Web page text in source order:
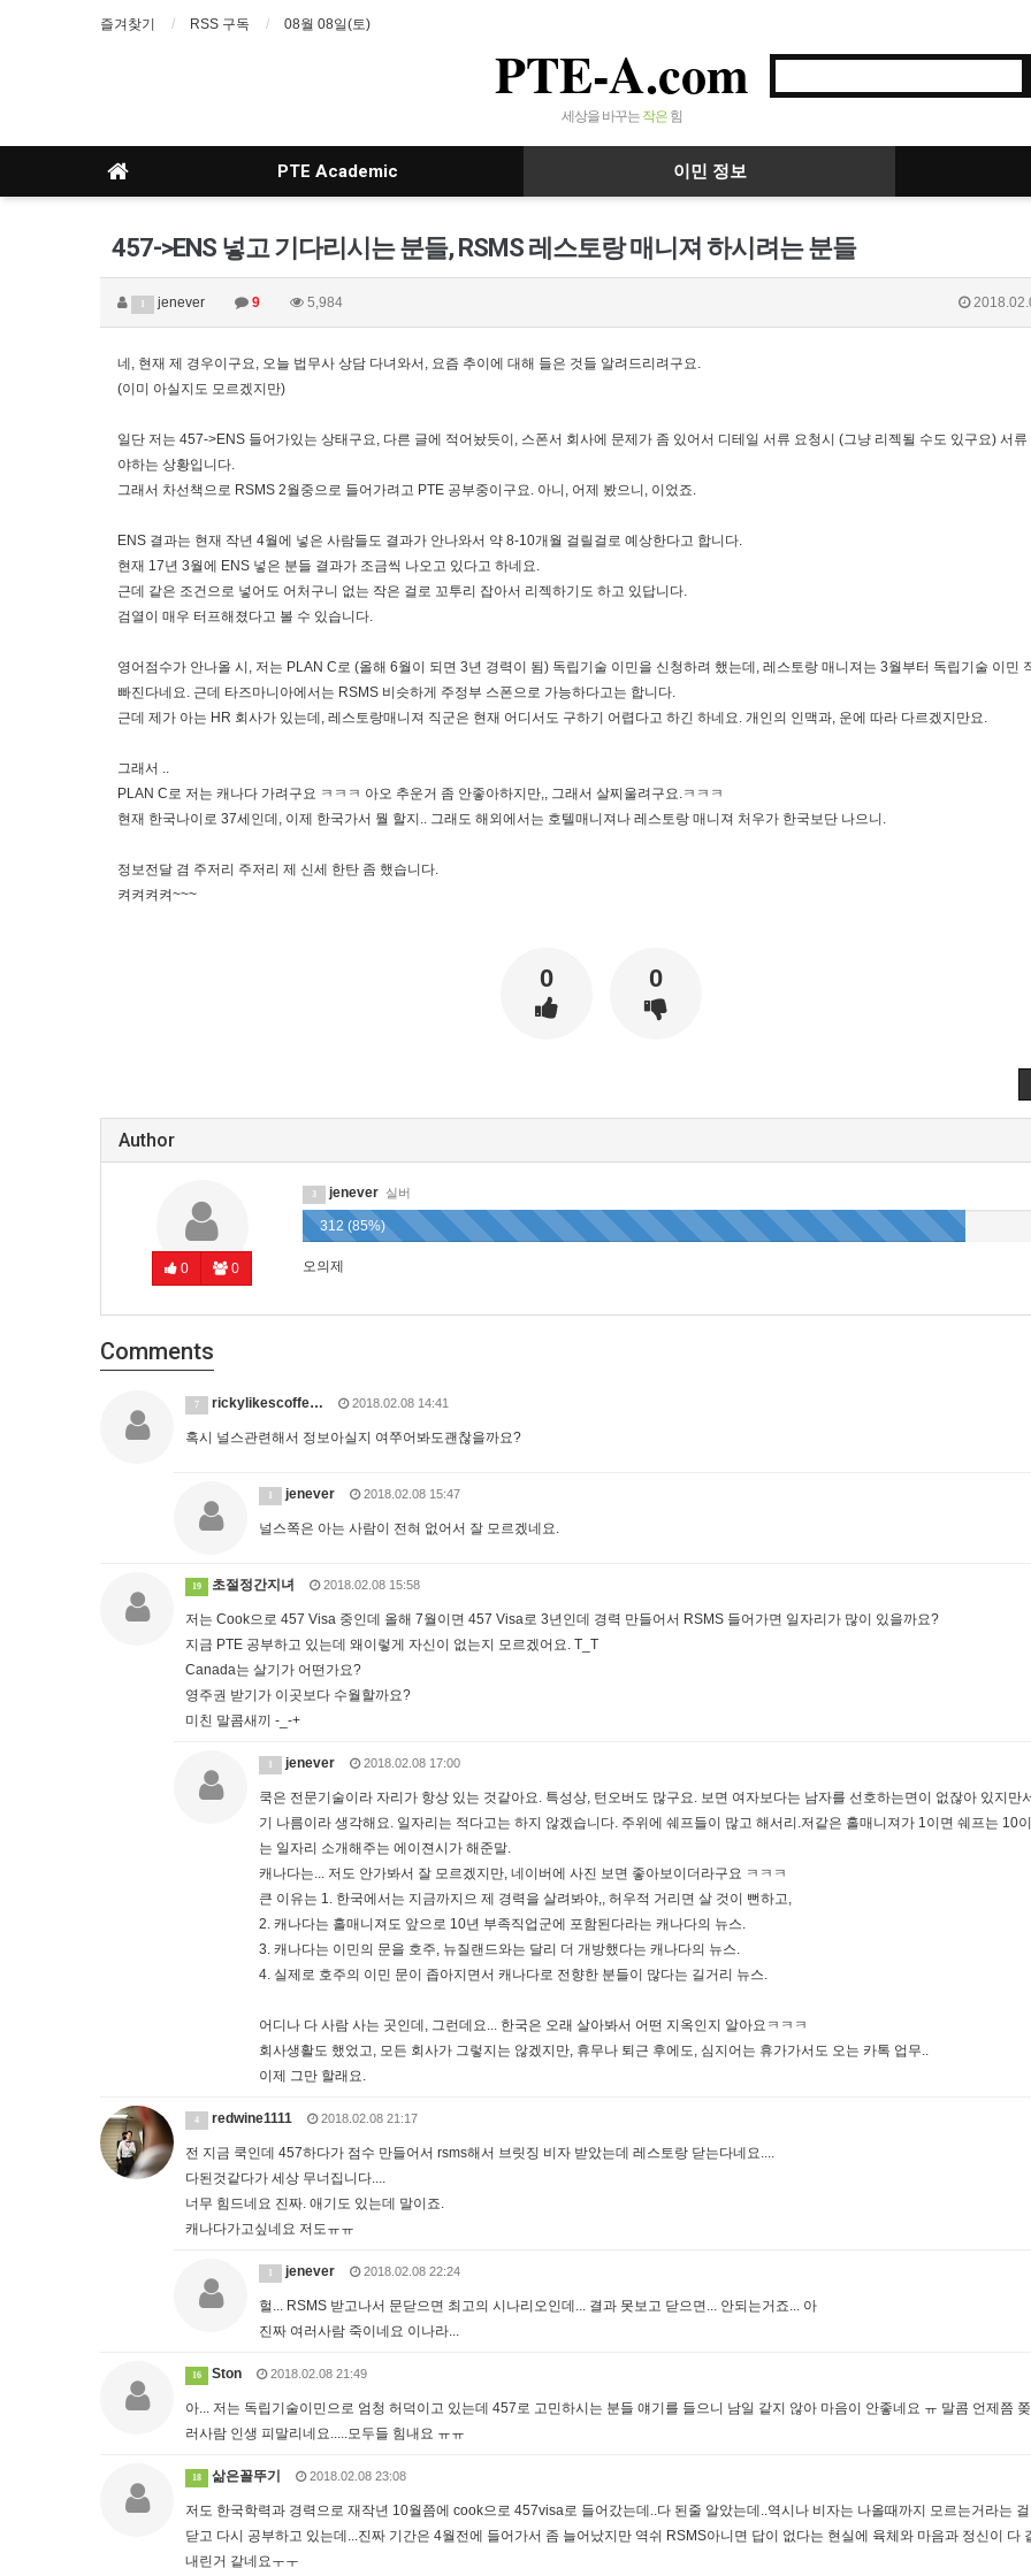
즐겨찾기 RSS 구독 08월 08일(토)
PTE-A.com
세상을 바꾸는 작은 힘
PTE Academic 이민 정보
457->ENS 넣고 기다리시는 분들, RSMS 레스토랑 매니져 하시려는 분들
jenever 9 5,984
네, 현재 제 경우이구요, 오늘 법무사 상담 다녀와서, 요즘 추이에 대해 들은 것들 알려드리려구요.
(이미 아실지도 모르겠지만)
일단 저는 457->ENS 들어가있는 상태구요, 다른 글에 적어놨듯이, 스폰서 회사에 문제가 좀 있어서 디테일 서류 요청시 (그냥 리젝될 수도 있구요) 서류
야하는 상황입니다.
그래서 차선책으로 RSMS 2월중으로 들어가려고 PTE 공부중이구요. 아니, 어제 봤으니, 이었죠.
ENS 결과는 현재 작년 4월에 넣은 사람들도 결과가 안나와서 약 8-10개월 걸릴걸로 예상한다고 합니다.
현재 17년 3월에 ENS 넣은 분들 결과가 조금씩 나오고 있다고 하네요.
근데 같은 조건으로 넣어도 어처구니 없는 작은 걸로 꼬투리 잡아서 리젝하기도 하고 있답니다.
검열이 매우 터프해졌다고 볼 수 있습니다.
영어점수가 안나올 시, 저는 PLAN C로 (올해 6월이 되면 3년 경력이 됨) 독립기술 이민을 신청하려 했는데, 레스토랑 매니져는 3월부터 독립기술 이민
빠진다네요. 근데 타즈마니아에서는 RSMS 비슷하게 주정부 스폰으로 가능하다고는 합니다.
근데 제가 아는 HR 회사가 있는데, 레스토랑매니져 직군은 현재 어디서도 구하기 어렵다고 하긴 하네요. 개인의 인맥과, 운에 따라 다르겠지만요.
그래서 ..
PLAN C로 저는 캐나다 가려구요 ㅋㅋㅋ 아오 추운거 좀 안좋아하지만,, 그래서 살찌울려구요.ㅋㅋㅋ
현재 한국나이로 37세인데, 이제 한국가서 뭘 할지.. 그래도 해외에서는 호텔매니져나 레스토랑 매니져 처우가 한국보단 나으니.
정보전달 겸 주저리 주저리 제 신세 한탄 좀 했습니다.
켜켜켜켜~~~
0 0
Author
0 0
3 jenever 실버
312 (85%)
오의제
Comments
7 rickylikescoffe… 2018.02.08 14:41
혹시 널스관련해서 정보아실지 여쭈어봐도괜찮을까요?
jenever 2018.02.08 15:47
널스쪽은 아는 사람이 전혀 없어서 잘 모르겠네요.
19 초절정간지녀 2018.02.08 15:58
저는 Cook으로 457 Visa 중인데 올해 7월이면 457 Visa로 3년인데 경력 만들어서 RSMS 들어가면 일자리가 많이 있을까요?
지금 PTE 공부하고 있는데 왜이렇게 자신이 없는지 모르겠어요. T_T
Canada는 살기가 어떤가요?
영주권 받기가 이곳보다 수월할까요?
미친 말콤새끼 -_-+
jenever 2018.02.08 17:00
쿡은 전문기술이라 자리가 항상 있는 것같아요. 특성상, 턴오버도 많구요. 보면 여자보다는 남자를 선호하는면이 없잖아 있지만
기 나름이라 생각해요. 일자리는 적다고는 하지 않겠습니다. 주위에 쉐프들이 많고 해서리.저같은 홀매니져가 1이면 쉐프는 10
는 일자리 소개해주는 에이젼시가 해준말.
캐나다는... 저도 안가봐서 잘 모르겠지만, 네이버에 사진 보면 좋아보이더라구요 ㅋㅋㅋ
큰 이유는 1. 한국에서는 지금까지으 제 경력을 살려봐야,, 허우적 거리면 살 것이 뻔하고,
2. 캐나다는 홀매니져도 앞으로 10년 부족직업군에 포함된다라는 캐나다의 뉴스.
3. 캐나다는 이민의 문을 호주, 뉴질랜드와는 달리 더 개방했다는 캐나다의 뉴스.
4. 실제로 호주의 이민 문이 좁아지면서 캐나다로 전향한 분들이 많다는 길거리 뉴스.
어디나 다 사람 사는 곳인데, 그런데요... 한국은 오래 살아봐서 어떤 지옥인지 알아요ㅋㅋㅋ
회사생활도 했었고, 모든 회사가 그렇지는 않겠지만, 휴무나 퇴근 후에도, 심지어는 휴가가서도 오는 카톡 업무..
이제 그만 할래요.
4 redwine1111 2018.02.08 21:17
전 지금 쿡인데 457하다가 점수 만들어서 rsms해서 브릿징 비자 받았는데 레스토랑 닫는다네요....
다된것같다가 세상 무너집니다....
너무 힘드네요 진짜. 애기도 있는데 말이죠.
캐나다가고싶네요 저도ㅠㅠ
jenever 2018.02.08 22:24
헐... RSMS 받고나서 문닫으면 최고의 시나리오인데... 결과 못보고 닫으면... 안되는거죠... 아
진짜 여러사람 죽이네요 이나라...
16 Ston 2018.02.08 21:49
아... 저는 독립기술이민으로 엄청 허덕이고 있는데 457로 고민하시는 분들 얘기를 들으니 남일 같지 않아 마음이 안좋네요 ㅠ 말콤 언제쯤
러사람 인생 피말리네요.....모두들 힘내요 ㅠㅠ
18 삶은꼴뚜기 2018.02.08 23:08
저도 한국학력과 경력으로 재작년 10월쯤에 cook으로 457visa로 들어갔는데..다 된줄 알았는데..역시나 비자는 나올때까지 모르는거라는
닫고 다시 공부하고 있는데...진짜 기간은 4월전에 들어가서 좀 늘어났지만 역쉬 RSMS아니면 답이 없다는 현실에 육체와 마음과 정신이 다
내린거 같네요ㅜㅜ